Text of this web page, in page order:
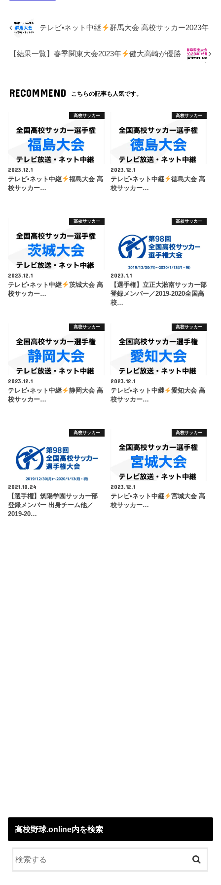
テレビ•ネット中継 群馬大会 高校サッカー2023年
【結果一覧】春季関東大会2023年 健大高崎が優勝
RECOMMEND こちらの記事も人気です。
高校サッカー
2023.12.1
テレビ•ネット中継
福島大会 高
校サッカー…
高校サッカー
2023.12.1
テレビ•ネット中継
徳島大会 高
校サッカー…
高校サッカー
2023.12.1
テレビ•ネット中継
茨城大会 高
校サッカー…
高校サッカー
2023.1.1
【選手権】立正大淞南サッカー部
登録メンバー／2019-2020全国高
校…
高校サッカー
2023.12.1
テレビ•ネット中継
静岡大会 高
校サッカー…
高校サッカー
2023.12.1
テレビ•ネット中継
愛知大会 高
校サッカー…
高校サッカー
2021.10.24
【選手権】筑陽学園サッカー部
登録メンバー 出身チーム他／
2019-20…
高校サッカー
2023.12.1
テレビ•ネット中継
宮城大会 高
校サッカー…
高校野球.online内を検索